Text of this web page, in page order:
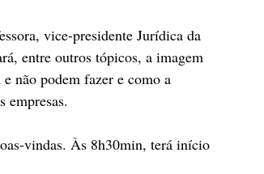
vice-presidente Jurídica da
entre outros tópicos, a imagem
não podem fazer e como a
empresas.
vindas. Às 8h30min, terá início